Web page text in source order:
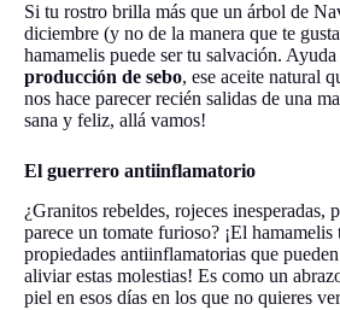
Si tu rostro brilla más que un árbol de
diciembre (y no de la manera que te
hamamelis puede ser tu salvación. Ayuda
producción de sebo, ese aceite natural
nos hace parecer recién salidas de una
sana y feliz, allá vamos!
El guerrero antiinflamatorio
¿Granitos rebeldes, rojeces inesperadas,
parece un tomate furioso? ¡El hamamelis
propiedades antiinflamatorias que
aliviar estas molestias! Es como un
piel en esos días en los que no quieres